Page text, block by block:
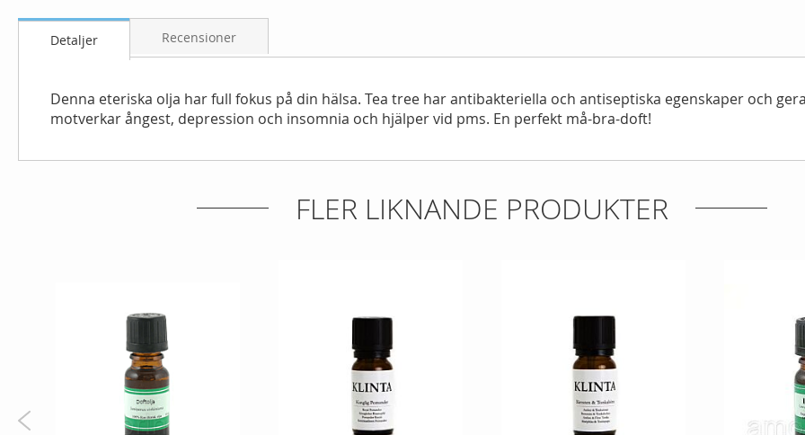
Detaljer
Denna eteriska olja har full fokus på din hälsa. Tea tree har antibakteriella och antiseptiska egenskaper och
motverkar ångest, depression och insomnia och hjälper vid pms. En perfekt må-bra-doft!
Recensioner
FLER LIKNANDE PRODUKTER